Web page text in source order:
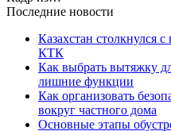
Последние новости
Казахстан столкнулся
КТК
Как выбрать вытяжку
лишние функции
Как организовать
вокруг частного дома
Основные этапы